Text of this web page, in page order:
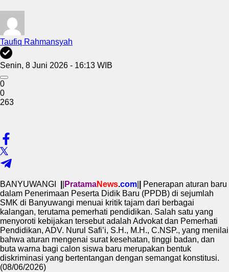
Taufiq Rahmansyah
Senin, 8 Juni 2026 - 16:13 WIB
0
0
263
BANYUWANGI PratamaNews.com
Penerapan aturan baru
dalam Penerimaan Peserta Didik Baru (PPDB) di sejumlah
SMK di Banyuwangi menuai kritik tajam dari berbagai
kalangan, terutama pemerhati pendidikan. Salah satu yang
menyoroti kebijakan tersebut adalah Advokat dan Pemerhati
Pendidikan, ADV. Nurul Safi’i, S.H., M.H., C.NSP., yang menilai
bahwa aturan mengenai surat kesehatan, tinggi badan, dan
buta warna bagi calon siswa baru merupakan bentuk
diskriminasi yang bertentangan dengan semangat konstitusi.
(08/06/2026)